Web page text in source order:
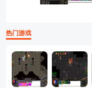
热门游戏